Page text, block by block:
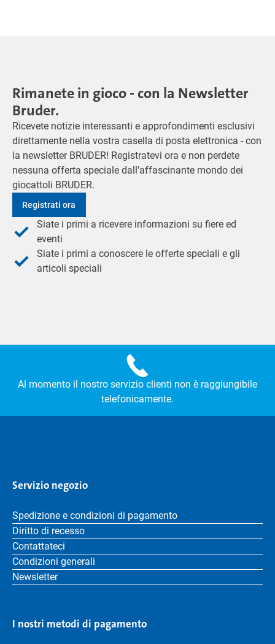
Rimanete in gioco - con la Newsletter
Bruder.
Ricevete notizie interessanti e approfondimenti esclusivi
direttamente nella vostra casella di posta elettronica - con
la newsletter BRUDER! Registratevi ora e non perdete
nessuna offerta speciale dall'affascinante mondo dei
giocattoli BRUDER.
Registrati ora
Siate i primi a ricevere informazioni su fiere ed
eventi
Siate i primi a conoscere le offerte speciali e gli
articoli speciali
Al momento il nostro servizio clienti non è raggiungibile
telefonicamente.
Servizio negozio
Spedizione e condizioni di pagamento
Diritto di recesso
Contattateci
Condizioni generali
Newsletter
I nostri metodi di pagamento